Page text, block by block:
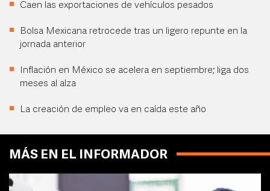
Caen las exportaciones de vehículos pesados
Bolsa Mexicana retrocede tras un ligero repunte en la
jornada anterior
Inflación en México se acelera en septiembre; liga dos
meses al alza
La creación de empleo va en caída este año
MÁS EN EL INFORMADOR